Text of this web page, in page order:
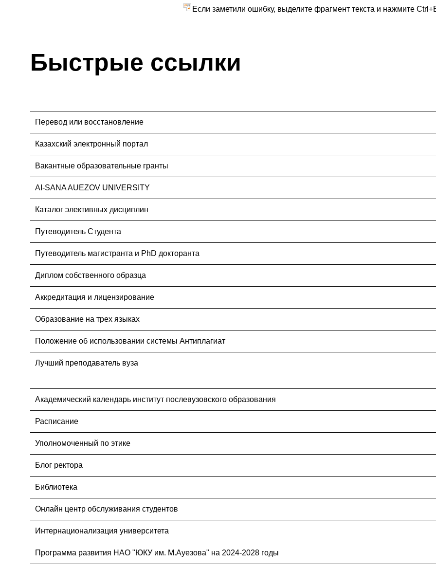
Если заметили ошибку, выделите фрагмент текста и нажмите
Быстрые ссылки
Перевод или восстановление
Казахский электронный портал
Вакантные образовательные гранты
AI-SANA AUEZOV UNIVERSITY
Каталог элективных дисциплин
Путеводитель Студента
Путеводитель магистранта и PhD докторанта
Диплом собственного образца
Аккредитация и лицензирование
Образование на трех языках
Положение об использовании системы Антиплагиат
Лучший преподаватель вуза
Академический календарь институт послевузовского образования
Расписание
Уполномоченный по этике
Блог ректора
Библиотека
Онлайн центр обслуживания студентов
Интернационализация университета
Программа развития НАО "ЮКУ им. М.Ауезова" на 2024-2028 годы